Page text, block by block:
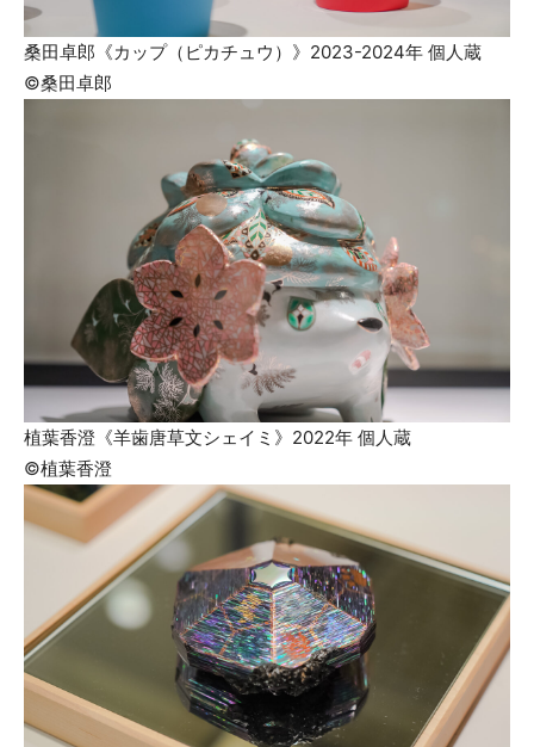
桑田卓郎《カップ（ピカチュウ）》2023-2024年 個人蔵
©桑田卓郎
植葉香澄《羊歯唐草文シェイミ》2022年 個人蔵
©植葉香澄